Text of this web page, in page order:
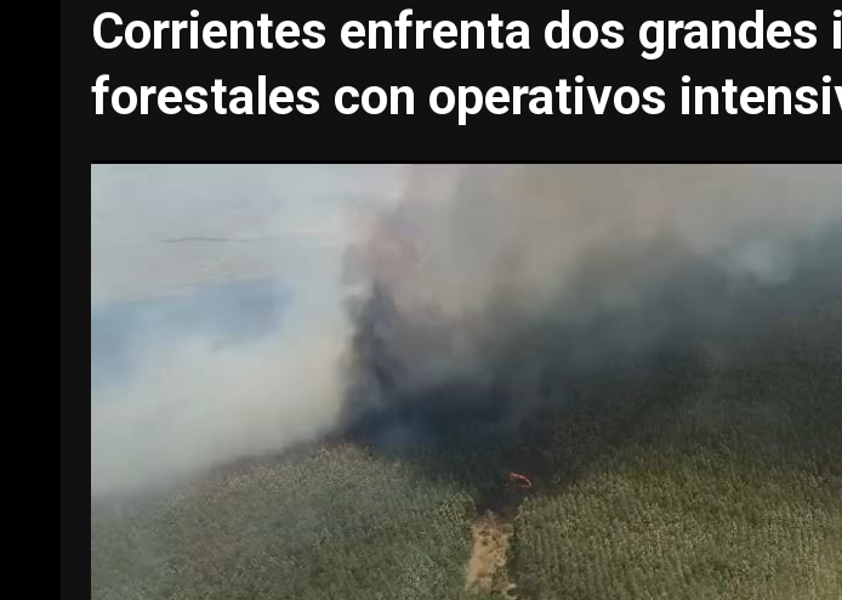
Corrientes enfrenta dos grandes
forestales con operativos